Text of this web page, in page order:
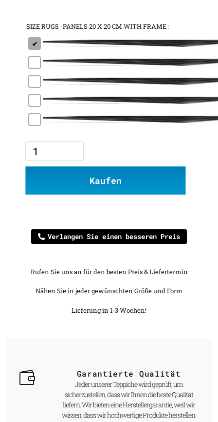
SIZE RUGS -PANELS 20 X 20 CM WITH FRAME
Kaufen
Verlangen Sie einen besseren Preis
Rufen Sie uns an für den besten Preis & Liefertermin
Nähen Sie in jeder gewünschten Größe und Form
Lieferung in 1-3 Wochen!
Garantierte Qualität
Jeder unserer Teppiche wird geprüft, um
sicherzustellen, dass wir Ihnen die beste Qualität
liefern. Wir bieten eine Herstellergarantie, weil wir
wissen, dass wir hochwertige Produkte herstellen.